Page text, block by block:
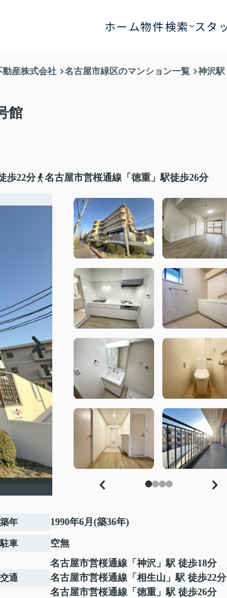
ホーム物件検索 スタ
動産株式会社 名古屋市緑区のマンション一覧
神沢駅
館
歩22分 名古屋市営桜通線「徳重」駅徒歩26分
築年 1990年6月(築36年)
駐車 空無
交通
名古屋市営桜通線 「 神沢 」駅 徒歩18分
名古屋市営桜通線 「 相生山 」駅 徒歩22分
名古屋市営桜通線 「 徳重 」駅 徒歩26分